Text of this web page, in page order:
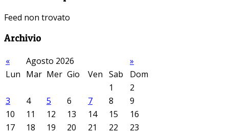
Feed non trovato
Archivio
« Agosto 2026
»
Lun Mar Mer Gio Ven Sab
Dom
1
2
3
4 5 6 7 8
9
10
11 12 13 14 15
16
17
18 19 20 21 22
23